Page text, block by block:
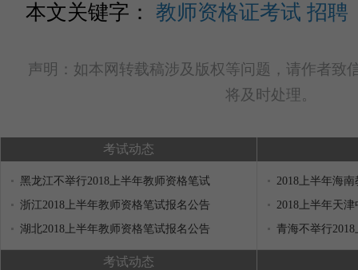
本文关键字： 教师资格证考试 招聘
声明：如本网转载稿涉及版权等问题，请作者致
将及时处理。
考试动态
黑龙江不举行2018上半年教师资格笔试
浙江2018上半年教师资格笔试报名公告
湖北2018上半年教师资格笔试报名公告
2018上半年海
2018上半年天
青海不举行
考试动态